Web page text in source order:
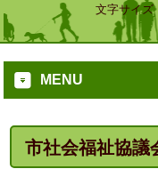
文字サイズ
MENU
市社会福祉協議